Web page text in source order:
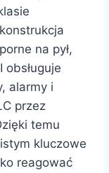
na pył,
alarmy i
przez
temu
kluczowe
reagować